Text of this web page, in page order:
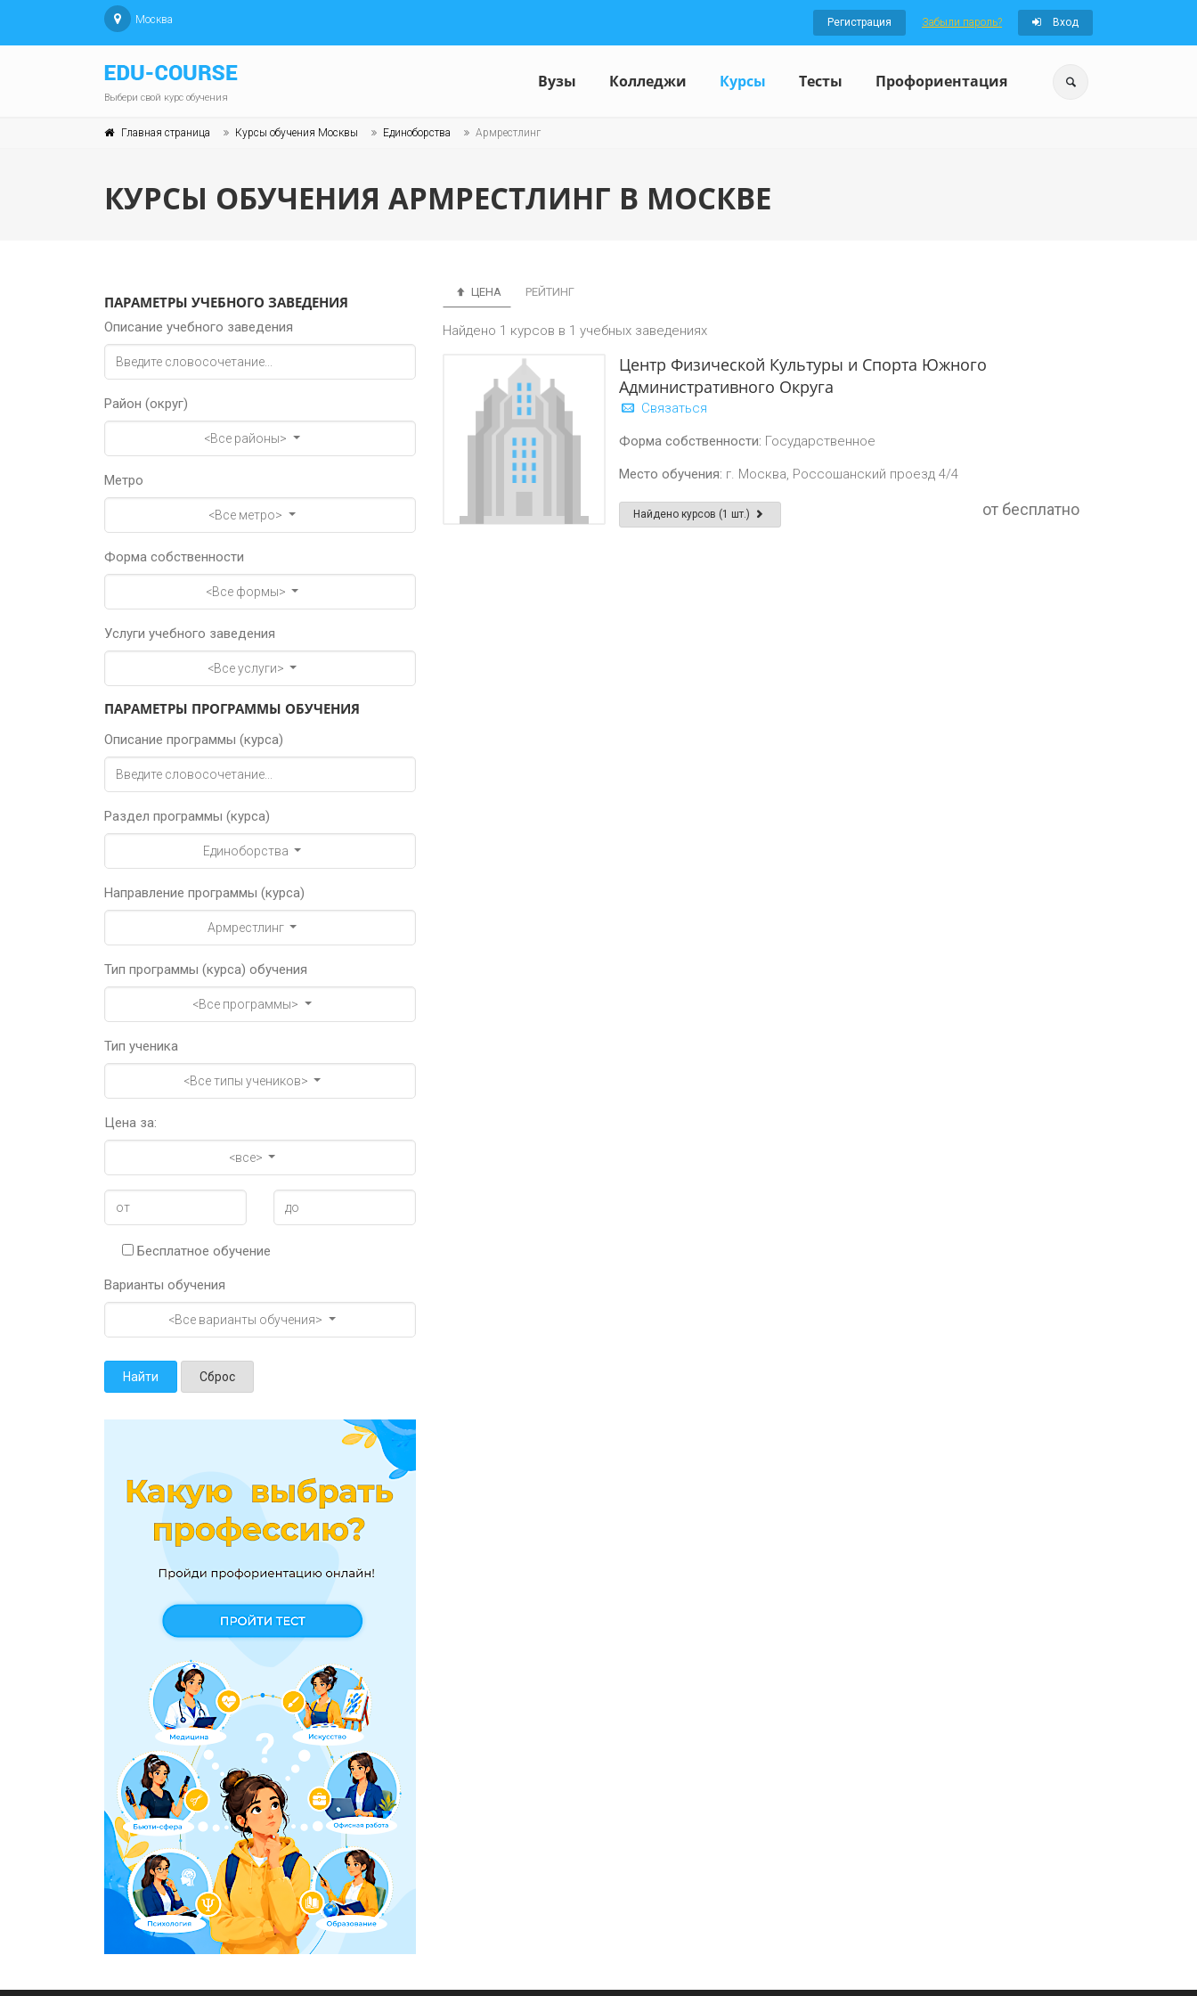
Москва Регистрация Забыли пароль? Вход
Выбери свой курс обучения
Вузы Колледжи Курсы Тесты Профориентация
Главная страница Курсы обучения Москвы Единоборства Армрестлинг
КУРСЫ ОБУЧЕНИЯ АРМРЕСТЛИНГ В МОСКВЕ
ПАРАМЕТРЫ УЧЕБНОГО ЗАВЕДЕНИЯ
Описание учебного заведения
Район (округ)
<Все районы>
Метро
<Все метро>
Форма собственности
<Все формы>
Услуги учебного заведения
<Все услуги>
ПАРАМЕТРЫ ПРОГРАММЫ ОБУЧЕНИЯ
Описание программы (курса)
Раздел программы (курса)
Единоборства
Направление программы (курса)
Армрестлинг
Тип программы (курса) обучения
<Все программы>
Тип ученика
<Все типы учеников>
Цена за:
<все>
Бесплатное обучение
Варианты обучения
<Все варианты обучения>
Найти Сброс
ЦЕНА РЕЙТИНГ
Найдено 1 курсов в 1 учебных заведениях
Центр Физической Культуры и Спорта Южного
Административного Округа
Связаться
Форма собственности: Государственное
Место обучения: г. Москва, Россошанский проезд 4/4
Найдено курсов (1 шт.) от бесплатно